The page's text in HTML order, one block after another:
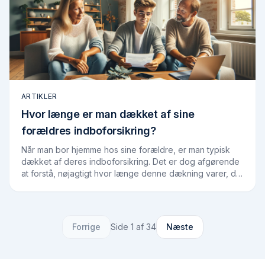
ARTIKLER
Hvor længe er man dækket af sine
forældres indboforsikring?
Når man bor hjemme hos sine forældre, er man typisk
dækket af deres indboforsikring. Det er dog afgørende
at forstå, nøjagtigt hvor længe denne dækning varer, da
Forrige Side 1 af 34 Næste